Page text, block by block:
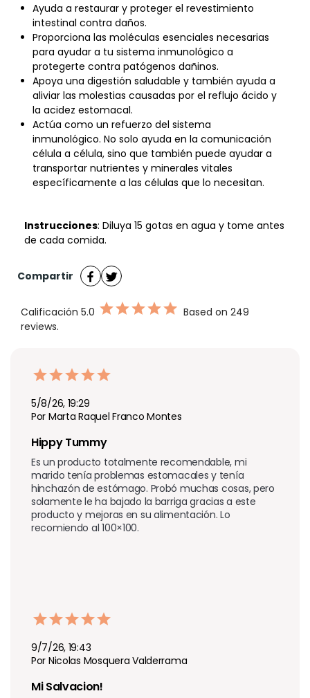
Ayuda a restaurar y proteger el revestimiento
intestinal contra daños.
Proporciona las moléculas esenciales necesarias
para ayudar a tu sistema inmunológico a
protegerte contra patógenos dañinos.
Apoya una digestión saludable y también ayuda a
aliviar las molestias causadas por el reflujo ácido y
la acidez estomacal.
Actúa como un refuerzo del sistema
inmunológico. No solo ayuda en la comunicación
célula a célula, sino que también puede ayudar a
transportar nutrientes y minerales vitales
específicamente a las células que lo necesitan.
Instrucciones: Diluya 15 gotas en agua y tome antes
de cada comida.
Compartir
Calificación 5.0
Based on 249
reviews.
5/8/26, 19:29
Por Marta Raquel Franco Montes
Hippy Tummy
Es un producto totalmente recomendable, mi
marido tenía problemas estomacales y tenía
hinchazón de estómago. Probó muchas cosas, pero
solamente le ha bajado la barriga gracias a este
producto y mejoras en su alimentación. Lo
recomiendo al 100×100.
9/7/26, 19:43
Por Nicolas Mosquera Valderrama
Mi Salvacion!